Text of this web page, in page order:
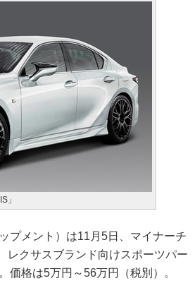
」
プメント）は11月5日、マイナーチ
レクサスブランド向けスポーツパー
価格は5万円～56万円（税別）。